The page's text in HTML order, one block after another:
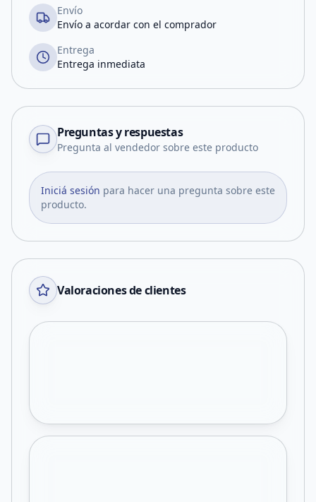
Envío
Envío a acordar con el comprador
Entrega
Entrega inmediata
Preguntas y respuestas
Pregunta al vendedor sobre este producto
Iniciá sesión para hacer una pregunta sobre este
producto.
Valoraciones de clientes